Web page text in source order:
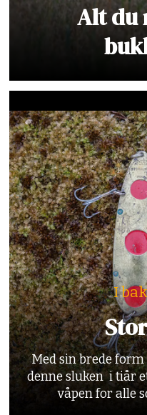
Alt du
I
Med sin brede
denne sluken i tiår
våpen for alle